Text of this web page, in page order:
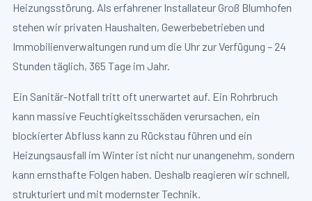
Heizungsstörung. Als erfahrener Installateur Groß Blumhofen
stehen wir privaten Haushalten, Gewerbebetrieben und
Immobilienverwaltungen rund um die Uhr zur Verfügung – 24
Stunden täglich, 365 Tage im Jahr.
Ein Sanitär-Notfall tritt oft unerwartet auf. Ein Rohrbruch
kann massive Feuchtigkeitsschäden verursachen, ein
blockierter Abfluss kann zu Rückstau führen und ein
Heizungsausfall im Winter ist nicht nur unangenehm, sondern
kann ernsthafte Folgen haben. Deshalb reagieren wir schnell,
strukturiert und mit modernster Technik.